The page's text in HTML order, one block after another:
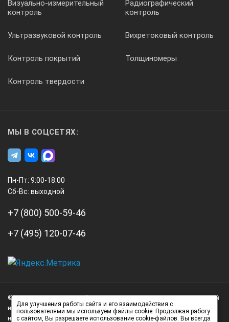
Визуально-измерительный
контроль
Радиографический
контроль
Ультразвуковой контроль Вихретоковый контроль
Контроль покрытий Толщиномеры
Контроль твердости
МЫ В СОЦСЕТЯХ:
Пн-Пт: 9:00-18:00
Сб-Вс: выходной
+7 (800) 500-59-46
+7 (495) 120-07-46
Нагорный
проезд
© 2026 А3 Инжиниринг Обращаем Ваше внимание на то, что данный
интернет-сайт носит исключительно информационный характер и
ни при каких условиях не является публичной офертой,
Для улучшения работы сайта и его взаимодействия с
пользователями мы используем файлы cookie. Продолжая работу
с сайтом, Вы разрешаете использование cookie-файлов. Вы всегда